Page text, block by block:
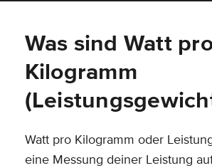
Was sind Watt
Kilogramm
Watt pro Kilogramm oder
eine Messung deiner Leistung